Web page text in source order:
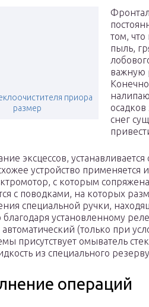
приора
размер
том,
пыль,
важную
снег
эксцессов,
устройство применяется
с которым
с поводками, на которых
специальной ручки,
установленному
(только при
присутствует омыватель
из специального
операций